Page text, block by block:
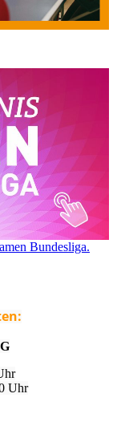
Bundesliga.
Uhr